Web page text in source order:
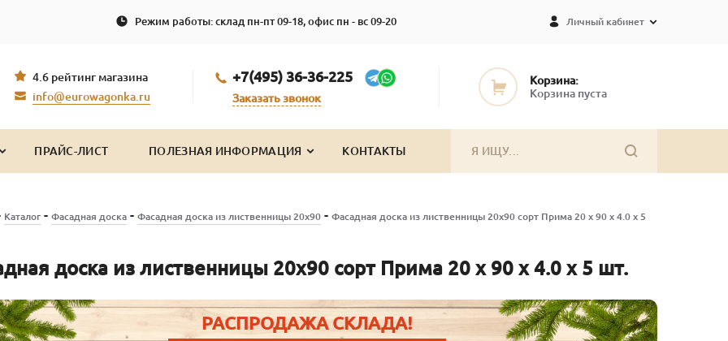
Режим работы: склад пн-пт 09-18, офис пн - вс 09-20 Личный кабинет
4.6 рейтинг магазина
info@eurowagonka.ru
+7(495) 36-36-225
Заказать звонок
Корзина:
Корзина пуста
ПРАЙС-ЛИСТ ПОЛЕЗНАЯ ИНФОРМАЦИЯ КОНТАКТЫ
Каталог- Фасадная доска- Фасадная доска из лиственницы 20х90- Фасадная доска из лиственницы 20х90 сорт Прима 20 x 90 x 4.0 x 5
доска из лиственницы 20х90 сорт Прима 20 x 90 x 4.0 x 5 шт.
РАСПРОДАЖА СКЛАДА!